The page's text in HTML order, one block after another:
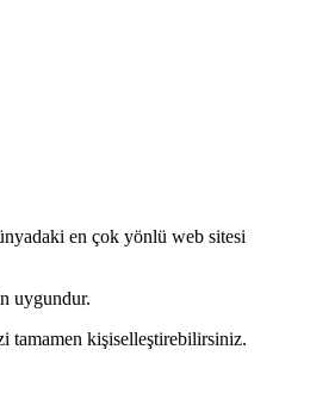
en çok yönlü web sitesi
uygundur.
tamamen kişiselleştirebilirsiniz.